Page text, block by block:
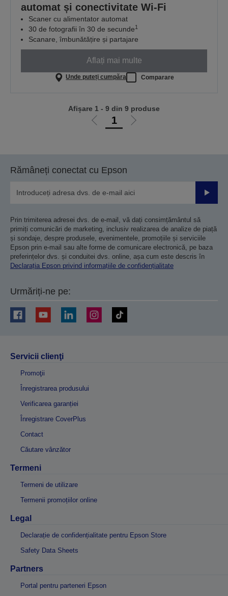
automat și conectivitate Wi-Fi
Scaner cu alimentator automat
30 de fotografii în 30 de secunde1
Scanare, îmbunătățire și partajare
Aflați mai multe
Unde puteți cumpăra Comparare
Mergi
1
Mergi
Afișare 1 - 9 din 9 produse
Rămâneți conectat cu Epson
Prin trimiterea adresei dvs. de e-mail, vă dați consimțământul să
primiți comunicări de marketing, inclusiv realizarea de analize de piață
și sondaje, despre produsele, evenimentele, promoțiile și serviciile
Epson prin e-mail sau alte forme de comunicare electronică, pe baza
preferințelor dvs. și conduitei dvs. online, așa cum este descris în
Declarația Epson privind informațiile de confidențialitate
Urmăriți-ne pe:
Servicii clienţi
Promoţii
Înregistrarea produsului
Verificarea garanției
Înregistrare CoverPlus
Contact
Căutare vânzător
Termeni
Termeni de utilizare
Termenii promoțiilor online
Legal
Declarație de confidențialitate pentru Epson Store
Safety Data Sheets
Partners
Portal pentru parteneri Epson